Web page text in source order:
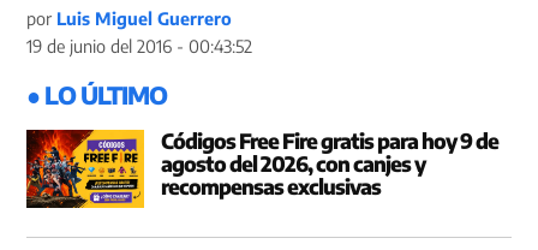
por Luis Miguel Guerrero
19 de junio del 2016 - 00:43:52
● LO ÚLTIMO
Códigos Free Fire gratis para hoy 9 de
agosto del 2026, con canjes y
recompensas exclusivas